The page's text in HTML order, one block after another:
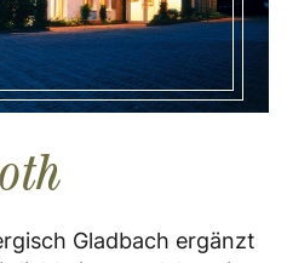
Gladbach ergänzt